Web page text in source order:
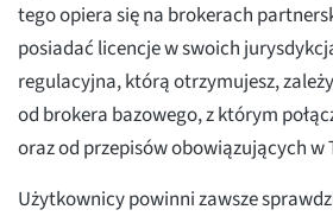
tego opiera się na brokerach
posiadać licencje w swoich
regulacyjna, którą otrzymujesz,
od brokera bazowego, z którym
oraz od przepisów obowiązujących w
Użytkownicy powinni zawsze